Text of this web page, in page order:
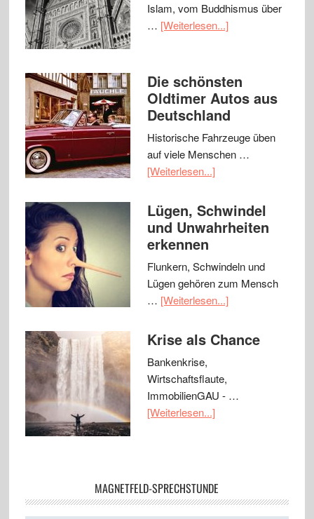
Islam, vom Buddhismus über
… [Weiterlesen...]
Die schönsten
Oldtimer Autos aus
Deutschland
Historische Fahrzeuge üben
auf viele Menschen …
[Weiterlesen...]
Lügen, Schwindel
und Unwahrheiten
erkennen
Flunkern, Schwindeln und
Lügen gehören zum Mensch
… [Weiterlesen...]
Krise als Chance
Bankenkrise,
Wirtschaftsflaute,
ImmobilienGAU - …
[Weiterlesen...]
MAGNETFELD-SPRECHSTUNDE